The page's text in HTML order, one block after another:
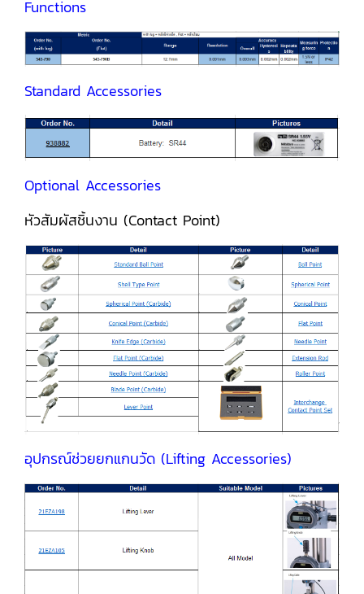
Functions
Standard Accessories
Optional Accessories
หัวสัมผัสชิ้นงาน (Contact Point)
อุปกรณ์ช่วยยกแกนวัด (Lifting Accessories)